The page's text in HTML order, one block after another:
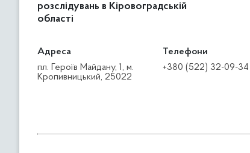
розслідувань в Кіровоградській
області
Адреса
пл. Героїв Майдану, 1, м.
Кропивницький, 25022
Телефони
+380 (522) 32-09-34